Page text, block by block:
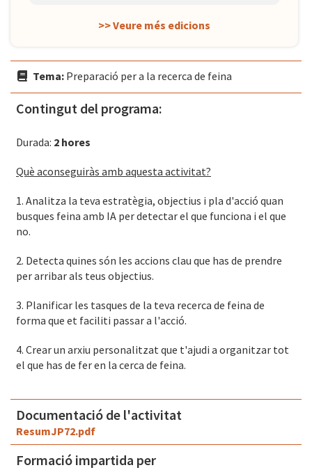
>> Veure més edicions
Tema: Preparació per a la recerca de feina
Contingut del programa:
Durada: 2 hores
Què aconseguiràs amb aquesta activitat?
1. Analitza la teva estratègia, objectius i pla d'acció quan
busques feina amb IA per detectar el que funciona i el que
no.
2. Detecta quines són les accions clau que has de prendre
per arribar als teus objectius.
3. Planificar les tasques de la teva recerca de feina de
forma que et faciliti passar a l'acció.
4. Crear un arxiu personalitzat que t'ajudi a organitzar tot
el que has de fer en la cerca de feina.
Documentació de l'activitat
ResumJP72.pdf
Formació impartida per